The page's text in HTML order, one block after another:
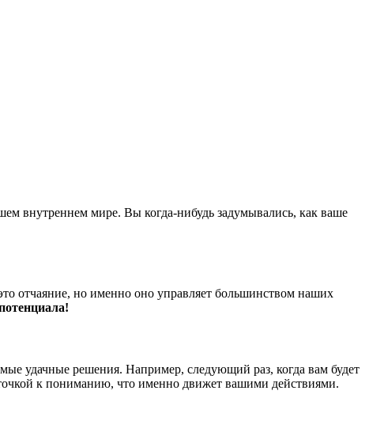
внутреннем мире. Вы когда-нибудь задумывались, как ваше
отчаяние, но именно оно управляет большинством наших
удачные решения. Например, следующий раз, когда вам будет
к пониманию, что именно движет вашими действиями.